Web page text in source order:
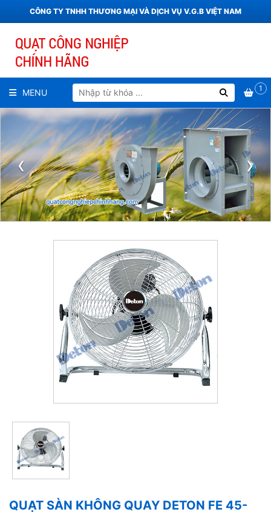
CÔNG TY TNHH THƯƠNG MẠI VÀ DỊCH VỤ V.G.B VIỆT NAM
MENU 1
‹ ›
QUẠT SÀN KHÔNG QUAY DETON FE 45-